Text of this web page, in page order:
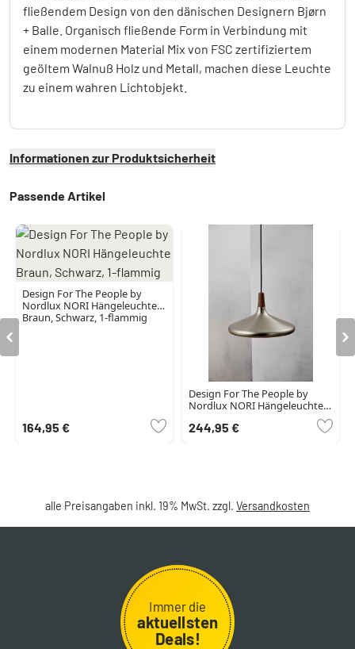
fließendem Design von den dänischen Designern Bjørn
+ Balle. Organisch fließende Form in Verbindung mit
einem modernen Material Mix von FSC zertifiziertem
geöltem Walnuß Holz und Metall, machen diese Leuchte
zu einem wahren Lichtobjekt.
Informationen zur Produktsicherheit
Passende Artikel
Design For The People by
Nordlux NORI Hängeleuchte
Braun, Schwarz, 1-flammig
164,95 €
Design For The People by
Nordlux NORI Hängeleuchte
244,95 €
alle Preisangaben inkl. 19% MwSt. zzgl. Versandkosten
Immer die
aktuellsten
Deals!